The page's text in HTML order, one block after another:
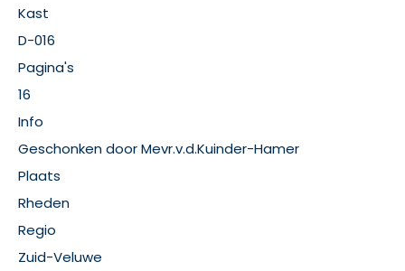
Kast
D-016
Pagina's
16
Info
Geschonken door Mevr.v.d.Kuinder-Hamer
Plaats
Rheden
Regio
Zuid-Veluwe